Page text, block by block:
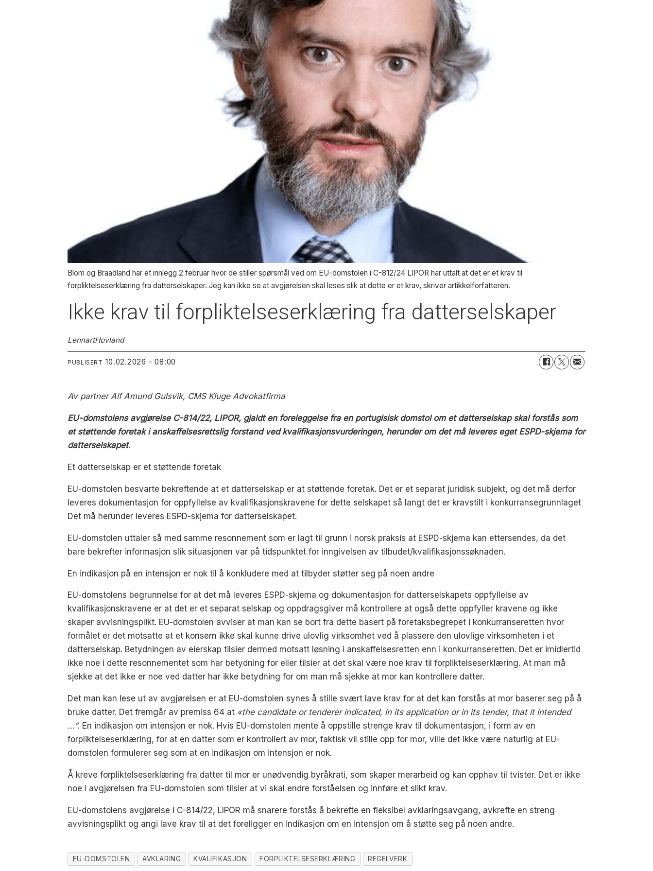
Blom og Braadland har et innlegg 2 februar hvor de stiller spørsmål ved om EU-domstolen i C-812/24 LIPOR har uttalt at det er et krav til
forpliktelseserklæring fra datterselskaper. Jeg kan ikke se at avgjørelsen skal leses slik at dette er et krav, skriver artikkelforfatteren.
Ikke krav til forpliktelseserklæring fra datterselskaper
LennartHovland
PUBLISERT 10.02.2026 - 08:00
Av partner Alf Amund Gulsvik, CMS Kluge Advokatfirma
EU-domstolens avgjørelse C-814/22, LIPOR, gjaldt en foreleggelse fra en portugisisk domstol om et datterselskap skal forstås som
et støttende foretak i anskaffelsesrettslig forstand ved kvalifikasjonsvurderingen, herunder om det må leveres eget ESPD-skjema for
datterselskapet.
Et datterselskap er et støttende foretak
EU-domstolen besvarte bekreftende at et datterselskap er at støttende foretak. Det er et separat juridisk subjekt, og det må derfor
leveres dokumentasjon for oppfyllelse av kvalifikasjonskravene for dette selskapet så langt det er kravstilt i konkurransegrunnlaget
Det må herunder leveres ESPD-skjema for datterselskapet.
EU-domstolen uttaler så med samme resonnement som er lagt til grunn i norsk praksis at ESPD-skjema kan ettersendes, da det
bare bekrefter informasjon slik situasjonen var på tidspunktet for inngivelsen av tilbudet/kvalifikasjonssøknaden.
En indikasjon på en intensjon er nok til å konkludere med at tilbyder støtter seg på noen andre
EU-domstolens begrunnelse for at det må leveres ESPD-skjema og dokumentasjon for datterselskapets oppfyllelse av
kvalifikasjonskravene er at det er et separat selskap og oppdragsgiver må kontrollere at også dette oppfyller kravene og ikke
skaper avvisningsplikt. EU-domstolen avviser at man kan se bort fra dette basert på foretaksbegrepet i konkurranseretten hvor
formålet er det motsatte at et konsern ikke skal kunne drive ulovlig virksomhet ved å plassere den ulovlige virksomheten i et
datterselskap. Betydningen av eierskap tilsier dermed motsatt løsning i anskaffelsesretten enn i konkurranseretten. Det er imidlertid
ikke noe i dette resonnementet som har betydning for eller tilsier at det skal være noe krav til forpliktelseserklæring. At man må
sjekke at det ikke er noe ved datter har ikke betydning for om man må sjekke at mor kan kontrollere datter.
Det man kan lese ut av avgjørelsen er at EU-domstolen synes å stille svært lave krav for at det kan forstås at mor baserer seg på å
bruke datter. Det fremgår av premiss 64 at «the candidate or tenderer indicated, in its application or in its tender, that it intended
…”. En indikasjon om intensjon er nok. Hvis EU-domstolen mente å oppstille strenge krav til dokumentasjon, i form av en
forpliktelseserklæring, for at en datter som er kontrollert av mor, faktisk vil stille opp for mor, ville det ikke være naturlig at EU-
domstolen formulerer seg som at en indikasjon om intensjon er nok.
Å kreve forpliktelseserklæring fra datter til mor er unødvendig byråkrati, som skaper merarbeid og kan opphav til tvister. Det er ikke
noe i avgjørelsen fra EU-domstolen som tilsier at vi skal endre forståelsen og innføre et slikt krav.
EU-domstolens avgjørelse i C-814/22, LIPOR må snarere forstås å bekrefte en fleksibel avklaringsavgang, avkrefte en streng
avvisningsplikt og angi lave krav til at det foreligger en indikasjon om en intensjon om å støtte seg på noen andre.
EU-DOMSTOLEN AVKLARING KVALIFIKASJON FORPLIKTELSESERKLÆRING REGELVERK